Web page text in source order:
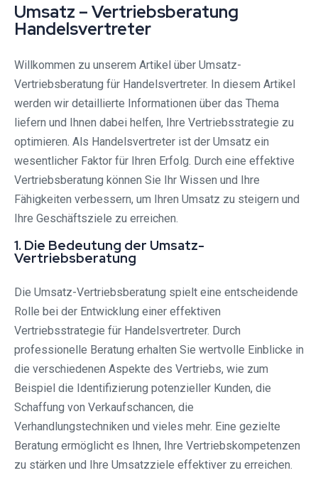
Umsatz – Vertriebsberatung
Handelsvertreter
Willkommen zu unserem Artikel über Umsatz-
Vertriebsberatung für Handelsvertreter. In diesem Artikel
werden wir detaillierte Informationen über das Thema
liefern und Ihnen dabei helfen, Ihre Vertriebsstrategie zu
optimieren. Als Handelsvertreter ist der Umsatz ein
wesentlicher Faktor für Ihren Erfolg. Durch eine effektive
Vertriebsberatung können Sie Ihr Wissen und Ihre
Fähigkeiten verbessern, um Ihren Umsatz zu steigern und
Ihre Geschäftsziele zu erreichen.
1. Die Bedeutung der Umsatz-
Vertriebsberatung
Die Umsatz-Vertriebsberatung spielt eine entscheidende
Rolle bei der Entwicklung einer effektiven
Vertriebsstrategie für Handelsvertreter. Durch
professionelle Beratung erhalten Sie wertvolle Einblicke in
die verschiedenen Aspekte des Vertriebs, wie zum
Beispiel die Identifizierung potenzieller Kunden, die
Schaffung von Verkaufschancen, die
Verhandlungstechniken und vieles mehr. Eine gezielte
Beratung ermöglicht es Ihnen, Ihre Vertriebskompetenzen
zu stärken und Ihre Umsatzziele effektiver zu erreichen.